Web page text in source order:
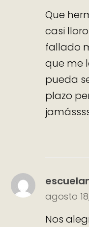
Que
casi
fallado
que me
pueda
plazo
agosto
Nos